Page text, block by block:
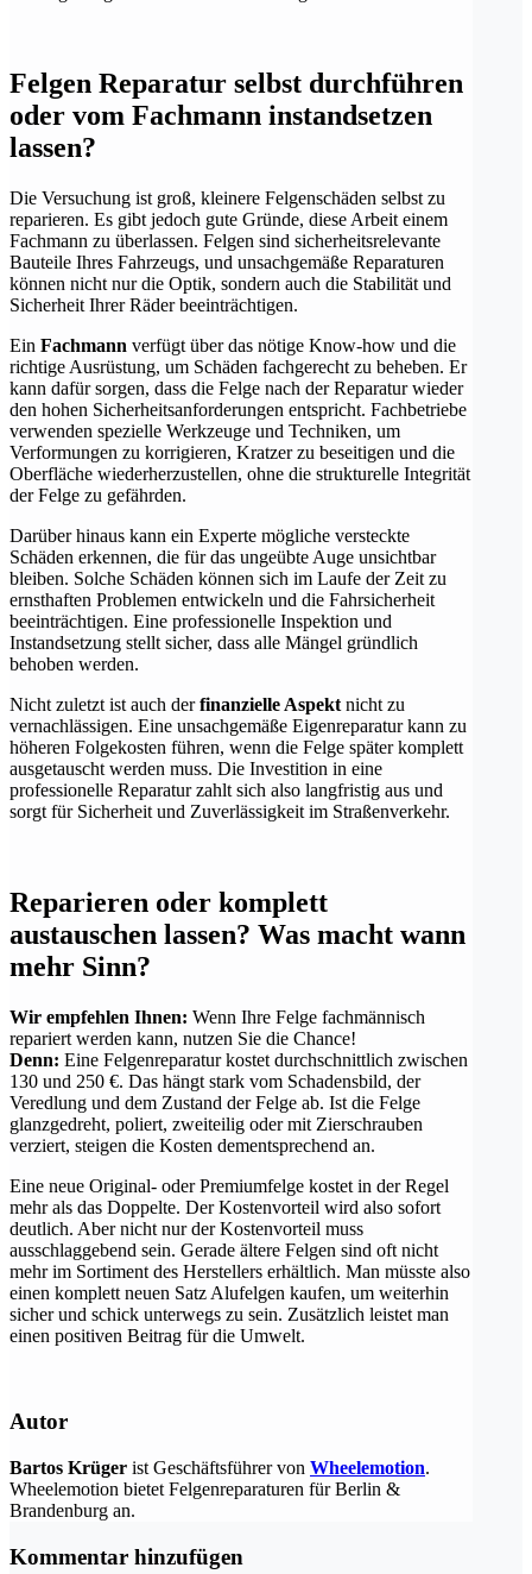
Felgen Reparatur selbst durchführen
oder vom Fachmann instandsetzen
lassen?
Die Versuchung ist groß, kleinere Felgenschäden selbst zu
reparieren. Es gibt jedoch gute Gründe, diese Arbeit einem
Fachmann zu überlassen. Felgen sind sicherheitsrelevante
Bauteile Ihres Fahrzeugs, und unsachgemäße Reparaturen
können nicht nur die Optik, sondern auch die Stabilität und
Sicherheit Ihrer Räder beeinträchtigen.
Ein Fachmann verfügt über das nötige Know-how und die
richtige Ausrüstung, um Schäden fachgerecht zu beheben. Er
kann dafür sorgen, dass die Felge nach der Reparatur wieder
den hohen Sicherheitsanforderungen entspricht. Fachbetriebe
verwenden spezielle Werkzeuge und Techniken, um
Verformungen zu korrigieren, Kratzer zu beseitigen und die
Oberfläche wiederherzustellen, ohne die strukturelle Integrität
der Felge zu gefährden.
Darüber hinaus kann ein Experte mögliche versteckte
Schäden erkennen, die für das ungeübte Auge unsichtbar
bleiben. Solche Schäden können sich im Laufe der Zeit zu
ernsthaften Problemen entwickeln und die Fahrsicherheit
beeinträchtigen. Eine professionelle Inspektion und
Instandsetzung stellt sicher, dass alle Mängel gründlich
behoben werden.
Nicht zuletzt ist auch derfinanzielle Aspekt nicht zu
vernachlässigen. Eine unsachgemäße Eigenreparatur kann zu
höheren Folgekosten führen, wenn die Felge später komplett
ausgetauscht werden muss. Die Investition in eine
professionelle Reparatur zahlt sich also langfristig aus und
sorgt für Sicherheit und Zuverlässigkeit im Straßenverkehr.
Reparieren oder komplett
austauschen lassen? Was macht wann
mehr Sinn?
Wir empfehlen Ihnen: Wenn Ihre Felge fachmännisch
repariert werden kann, nutzen Sie die Chance!
Denn: Eine Felgenreparatur kostet durchschnittlich zwischen
130 und 250 €. Das hängt stark vom Schadensbild, der
Veredlung und dem Zustand der Felge ab. Ist die Felge
glanzgedreht, poliert, zweiteilig oder mit Zierschrauben
verziert, steigen die Kosten dementsprechend an.
Eine neue Original- oder Premiumfelge kostet in der Regel
mehr als das Doppelte. Der Kostenvorteil wird also sofort
deutlich. Aber nicht nur der Kostenvorteil muss
ausschlaggebend sein. Gerade ältere Felgen sind oft nicht
mehr im Sortiment des Herstellers erhältlich. Man müsste also
einen komplett neuen Satz Alufelgen kaufen, um weiterhin
sicher und schick unterwegs zu sein. Zusätzlich leistet man
einen positiven Beitrag für die Umwelt.
Autor
Bartos Krüger ist Geschäftsführer von Wheelemotion.
Wheelemotion bietet Felgenreparaturen für Berlin &
Brandenburg an.
Kommentar hinzufügen